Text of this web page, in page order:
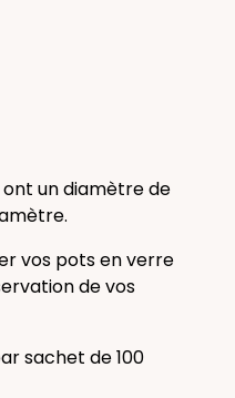
un diamètre de
vos pots en verre
de vos
sachet de 100